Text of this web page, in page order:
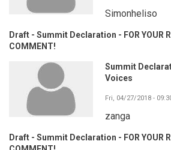
Simonheliso
Draft - Summit Declaration - FOR YOUR
COMMENT!
Summit
Voices
Fri, 04/27/2018 -
zanga
Draft - Summit Declaration - FOR YOUR